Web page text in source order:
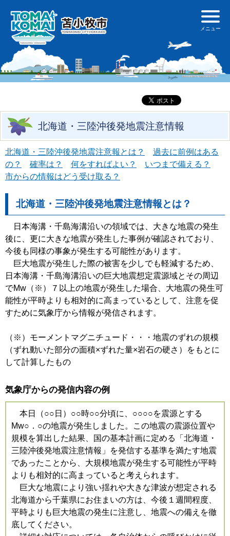
北海道・三陸沖後発地震注意情報
北海道・三陸沖後発地震注意報とは？
過去に前例はある
の？
確率は？ 何をすればよい？
いつまで備える？
市からの情報はどう受け取る？
北海道・三陸沖後発地震注意情報とは？
日本海溝・千島海溝沿いの領域では、大きな地震の発生
後に、更に大きな地震が発生した事例が確認されており、
今後も同様の事象が発生する可能性があります。
巨大地震が発生した際の被害を少しでも軽減するため、
日本海溝・千島海溝沿いの巨大地震想定震源域とその周辺
でMw（※）７以上の地震が発生した場合、大地震の発生可
能性が平時よりも相対的に高まっているとして、注意を促
すために気象庁から情報が発信されます。
（※）モーメントマグニチュード・・・地震のずれの規模
（ずれ動いた部分の面積×ずれた量×岩石の硬さ）をもとに
して計算したもの
気象庁からの発信内容の例
本日（○○日）○○時○○分頃に、○○○○を震源とする
Mw○．○の地震が発生しました。この地震の震源位置や
規模を算出した結果、国の基本計画に定める「北海道・
三陸沖後発地震注意情報」を発信する基準を満たす地震
であったことから、大規模地震が発生する可能性が平時
よりも相対的に高まっていると考えられます。
巨大な地震により強い揺れや大きな津波が想定される
北海道から千葉県にお住まいの方は、今後１週間程度、
平時よりも巨大地震の発生に注意し、地震への備えを徹
底してください。